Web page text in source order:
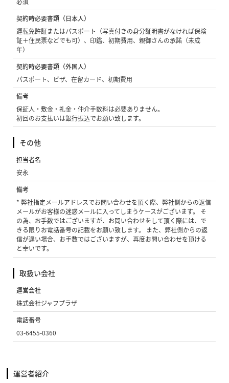
契約時必要書類（日本人）
運転免許証またはパスポート（写真付きの身分証明書がなければ保険
証＋住民票などでも可）、印鑑、初期費用、親御さんの承諾（未成
年）
契約時必要書類（外国人）
パスポート、ビザ、在留カード、初期費用
備考
保証人・敷金・礼金・仲介手数料は必要ありません。
初回のお支払いは銀行振込でお願い致します。
その他
担当者名
安永
備考
* 弊社指定メールアドレスでお問い合わせを頂く際、弊社側からの返信
メールがお客様の迷惑メールに入ってしまうケースがございます。 そ
の為、お手数ではございますが、お問い合わせをして頂く際には、で
きる限りお電話番号の記載をお願い致します。 また、弊社側からの返
信が遅い場合、お手数ではございますが、再度お問い合わせを頂ける
と幸いです。
取扱い会社
運営会社
株式会社ジャフプラザ
電話番号
03-6455-0360
運営者紹介